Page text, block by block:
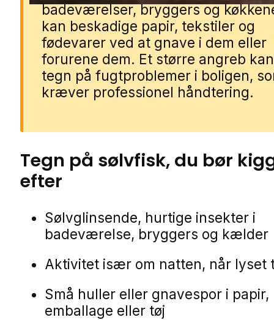
badeværelser, bryggers og
kan beskadige papir, tekstiler og
fødevarer ved at gnave i dem eller
forurene dem. Et større angreb
tegn på fugtproblemer i boligen,
kræver professionel håndtering.
Tegn på sølvfisk, du bør
efter
Sølvglinsende, hurtige insekter i
badeværelse, bryggers og kælder
Aktivitet især om natten, når lyset
Små huller eller gnavespor i papir,
emballage eller tøj